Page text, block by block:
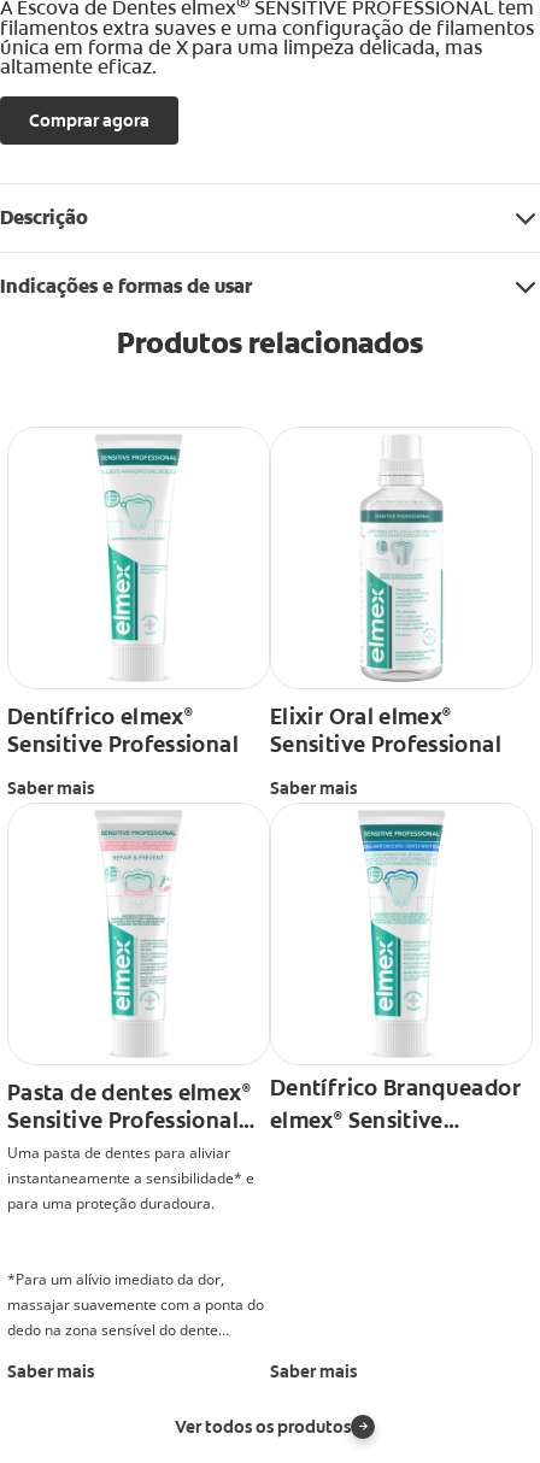
A Escova de Dentes elmex SENSITIVE PROFESSIONAL tem
filamentos extra suaves e uma configuração de filamentos
única em forma de X para uma limpeza delicada, mas
altamente eficaz.
Comprar agora
Descrição
Indicações e formas de usar
Produtos relacionados
Dentífrico elmex®
Sensitive Professional
Saber mais
Elixir Oral elmex®
Sensitive Professional
Saber mais
Pasta de dentes elmex®
Sensitive Professional
Repara e Previne
Uma pasta de dentes para aliviar
instantaneamente a sensibilidade* e
para uma proteção duradoura.
*Para um alívio imediato da dor,
massajar suavemente com a ponta do
dedo na zona sensível do dente
Saber mais
Dentífrico Branqueador
elmex® Sensitive
Saber mais
Ver todos os produtos